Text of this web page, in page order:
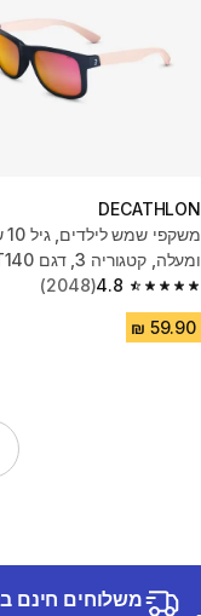
DECATHLON
ורוד
4.8
4.8 out of 5 stars from 2048 reviews
(2048)
משלוחים חינם